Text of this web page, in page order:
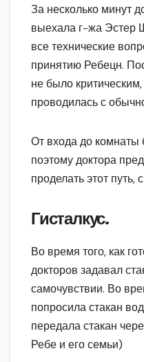
За несколько минут
выехала г-жа Эстер
все технические
принятию Ребецн.
не было
проводилась с
От входа до комнаты
поэтому доктора
проделать этот путь,
Гисталкус.
Во время того, как
докторов задавал
самочувствии. Во
попросила стакан
передала стакан
Ребе и его семьи)